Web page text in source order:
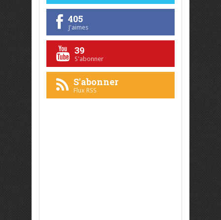
405
J'aimes
39
S'abonner
S'abonner
Flux RSS